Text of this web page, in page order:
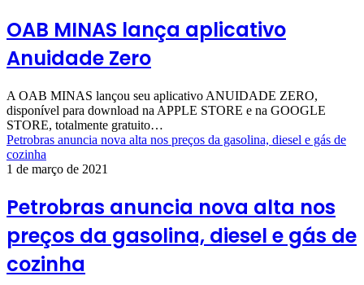
OAB MINAS lança aplicativo
Anuidade Zero
A OAB MINAS lançou seu aplicativo ANUIDADE ZERO,
disponível para download na APPLE STORE e na GOOGLE
STORE, totalmente gratuito…
Petrobras anuncia nova alta nos preços da gasolina, diesel e gás de
cozinha
1 de março de 2021
Petrobras anuncia nova alta nos
preços da gasolina, diesel e gás de
cozinha